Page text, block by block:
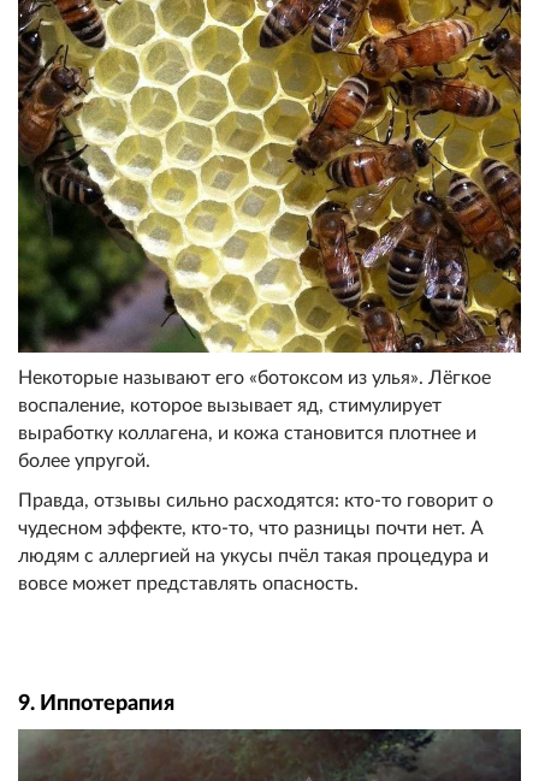
Некоторые называют его «ботоксом из улья». Лёгкое
воспаление, которое вызывает яд, стимулирует
выработку коллагена, и кожа становится плотнее и
более упругой.
Правда, отзывы сильно расходятся: кто-то говорит о
чудесном эффекте, кто-то, что разницы почти нет. А
людям с аллергией на укусы пчёл такая процедура и
вовсе может представлять опасность.
9. Иппотерапия